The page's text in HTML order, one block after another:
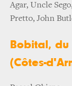
Agar, Uncle
Pretto, John
Bobital, du
(Côtes-